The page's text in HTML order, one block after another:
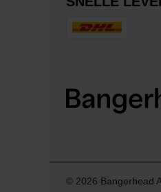
© 2026 Bangerhead